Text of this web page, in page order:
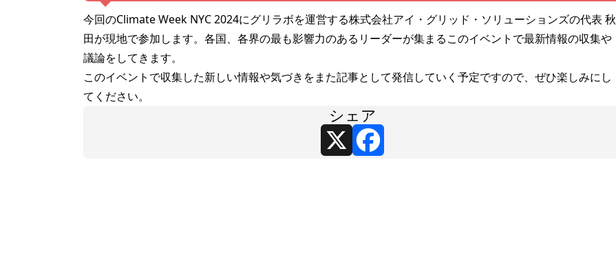
今回のClimate Week NYC 2024にグリラボを運営する株式会社アイ・グリッド・ソリューションズの代表 秋
田が現地で参加します。各国、各界の最も影響力のあるリーダーが集まるこのイベントで最新情報の収集や
議論をしてきます。
このイベントで収集した新しい情報や気づきをまた記事として発信していく予定ですので、ぜひ楽しみにし
てください。
シェア
X